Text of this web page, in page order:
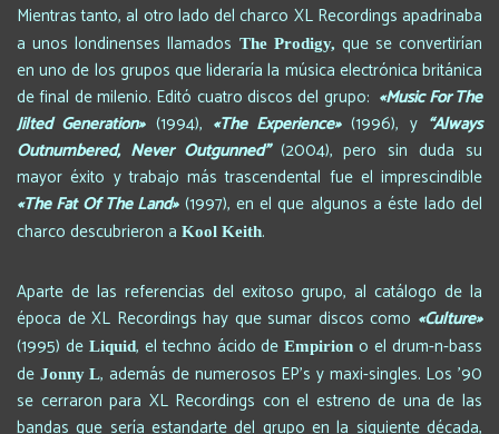
Mientras tanto, al otro lado del charco XL Recordings apadrinaba
a unos londinenses llamados The Prodigy, que se convertirían
en uno de los grupos que lideraría la música electrónica británica
de final de milenio. Editó cuatro discos del grupo: «Music For The
Jilted Generation»(1994), «The Experience»(1996), y “Always
Outnumbered, Never Outgunned”(2004), pero sin duda su
mayor éxito y trabajo más trascendental fue el imprescindible
«The Fat Of The Land»(1997), en el que algunos a éste lado del
charco descubrieron a Kool Keith.
Aparte de las referencias del exitoso grupo, al catálogo de la
época de XL Recordings hay que sumar discos como «Culture»
(1995) de Liquid, el techno ácido deEmpirion o el drum-n-bass
de Jonny L, además de numerosos EP’s y maxi-singles. Los ’90
se cerraron para XL Recordings con el estreno de una de las
bandas que sería estandarte del grupo en la siguiente década,